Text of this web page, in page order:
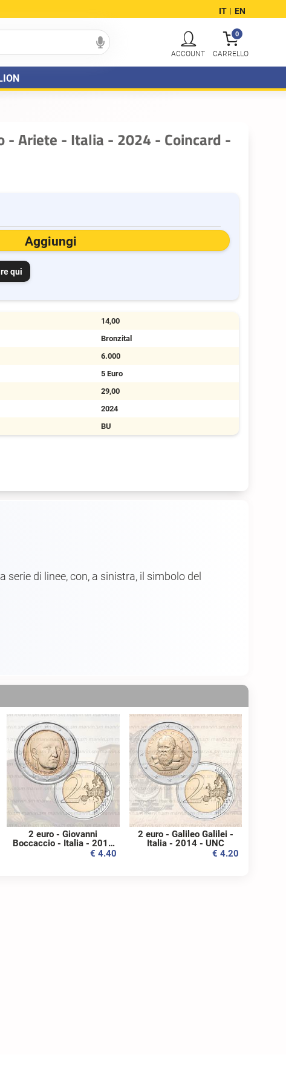
IT | EN
0
- Ariete - Italia - 2024 - Coincard -
Aggiungi
qui
14,00
Bronzital
6.000
5 Euro
29,00
2024
BU
di linee, con, a sinistra, il simbolo del
2 euro - Giovanni
Boccaccio - Italia - 2013
€ 4.40
2 euro - Galileo Galilei -
Italia - 2014 - UNC
€ 4.20